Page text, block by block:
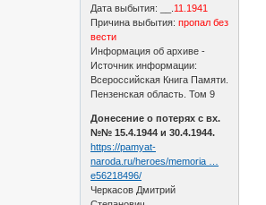
Дата выбытия: __. 11.1941
Причина выбытия:пропал без
вести
Информация об архиве -
Источник информации:
Всероссийская Книга Памяти.
Пензенская область. Том 9
Донесение о потерях с вх.
№№ 15.4.1944 и 30.4.1944.
https://pamyat-
naroda.ru/heroes/memoria …
e56218496/
Черкасов Дмитрий